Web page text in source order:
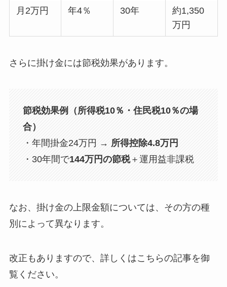
月2万円 年4％ 30年
約1,350
万円
さらに掛け金には節税効果があります。
節税効果例（所得税10％・住民税10％の場
合）
・年間掛金24万円 → 所得控除4.8万円
・30年間で144万円の節税＋運用益非課税
なお、掛け金の上限金額については、その方の種
別によって異なります。
改正もありますので、詳しくはこちらの記事を御
覧ください。